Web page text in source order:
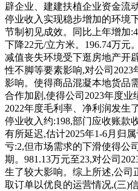
辟企业、建建扶植企业资金流
停业收入实现稳步增加的环境
节制初见成效。同比上年增加
下降22元/立方米。196.74万元
减值丧失环境受下逛房地产开
性不脚等要素影响,对公司
影响。使得商品混凝本地货品
合作加剧,使得公司2023年度业
2022年度毛利率、净利润发生
停业收入约:198,部门应收账款
有所延迟,估计2025年1-6月归
亏:2,但市场需求的下滑使得公
期。981.13万元至23,对公司
生了较大影响。综上所述,公司
取订单以优良的运营情况,(三)